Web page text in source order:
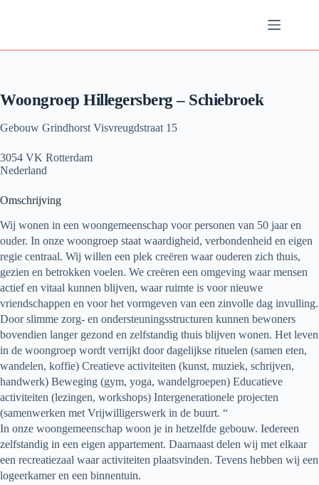
Woongroep Hillegersberg – Schiebroek
Gebouw Grindhorst Visvreugdstraat 15
3054 VK Rotterdam
Nederland
Omschrijving
Wij wonen in een woongemeenschap voor personen van 50 jaar en
ouder. In onze woongroep staat waardigheid, verbondenheid en eigen
regie centraal. Wij willen een plek creëren waar ouderen zich thuis,
gezien en betrokken voelen. We creëren een omgeving waar mensen
actief en vitaal kunnen blijven, waar ruimte is voor nieuwe
vriendschappen en voor het vormgeven van een zinvolle dag invulling.
Door slimme zorg- en ondersteuningsstructuren kunnen bewoners
bovendien langer gezond en zelfstandig thuis blijven wonen. Het leven
in de woongroep wordt verrijkt door dagelijkse rituelen (samen eten,
wandelen, koffie) Creatieve activiteiten (kunst, muziek, schrijven,
handwerk) Beweging (gym, yoga, wandelgroepen) Educatieve
activiteiten (lezingen, workshops) Intergenerationele projecten
(samenwerken met Vrijwilligerswerk in de buurt. “
In onze woongemeenschap woon je in hetzelfde gebouw. Iedereen
zelfstandig in een eigen appartement. Daarnaast delen wij met elkaar
een recreatiezaal waar activiteiten plaatsvinden. Tevens hebben wij een
logeerkamer en een binnentuin.